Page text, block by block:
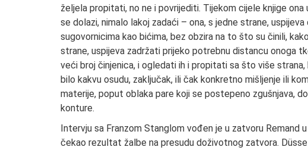
željela propitati, no ne i povrijediti. Tijekom cijele knjige
se dolazi, nimalo lakoj zadaći – ona, s jedne strane,
sugovornicima kao bićima, bez obzira na to što su činili,
strane, uspijeva zadržati prijeko potrebnu distancu onoga
veći broj činjenica, i ogledati ih i propitati sa što više
bilo kakvu osudu, zaključak, ili čak konkretno mišljenje ili
materije, poput oblaka pare koji se postepeno zgušnjava,
konture.
Intervju sa Franzom Stanglom vođen je u zatvoru Remand
čekao rezultat žalbe na presudu doživotnog zatvora.